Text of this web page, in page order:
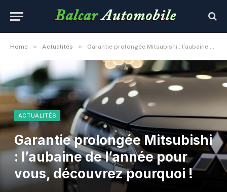
Home » Actualités » Garantie prolongée Mitsubishi : l’aubaine de l’année pour vous, découvrez pourquoi !
ACTUALITÉS
Garantie prolongée Mitsubishi
: l’aubaine de l’année pour
vous, découvrez pourquoi !